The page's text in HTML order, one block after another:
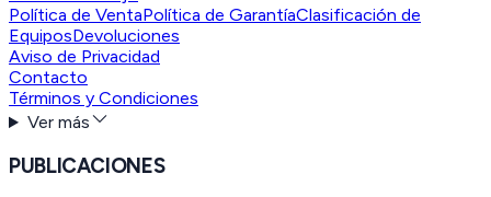
Política de VentaPolítica de GarantíaClasificación de
EquiposDevoluciones
Aviso de Privacidad
Contacto
Términos y Condiciones
Ver más
PUBLICACIONES